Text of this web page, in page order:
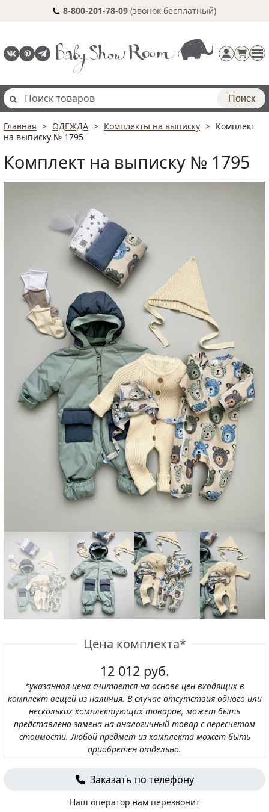
8-800-201-78-09 (звонок бесплатный)
Поиск
Главная ОДЕЖДА Комплекты на выписку
Комплект
на выписку № 1795
Комплект на выписку № 1795
Цена комплекта*
12 012 руб.
*указанная цена считается на основе цен входящих в
комплект вещей из наличия. В случае отсутствия одного или
нескольких комплектующих товаров, может быть
представлена замена на аналогичный товар с пересчетом
стоимости. Любой предмет из комплекта может быть
приобретен отдельно.
Заказать по телефону
Наш оператор вам перезвонит